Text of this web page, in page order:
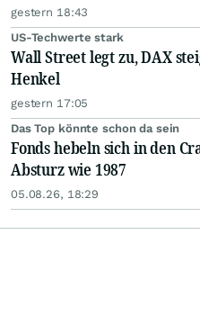
gestern 18:43
US-Techwerte stark
Wall Street legt zu, DAX
Henkel
gestern 17:05
Das Top könnte schon da sein
Fonds hebeln sich in den
Absturz wie 1987
05.08.26, 18:29